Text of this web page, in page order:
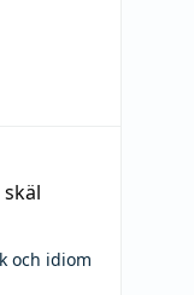
och idiom